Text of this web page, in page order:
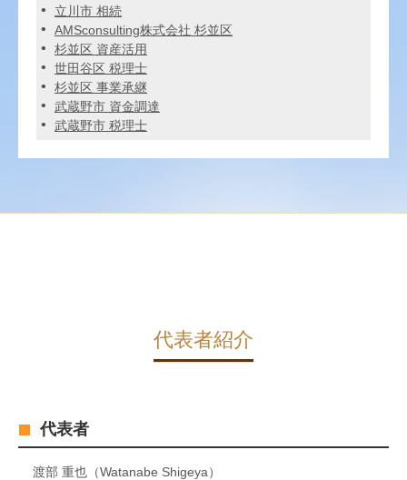
立川市 相続
AMSconsulting株式会社 杉並区
杉並区 資産活用
世田谷区 税理士
杉並区 事業承継
武蔵野市 資金調達
武蔵野市 税理士
代表者紹介
代表者
渡部 重也（Watanabe Shigeya）